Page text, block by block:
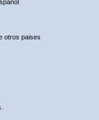
otros paises